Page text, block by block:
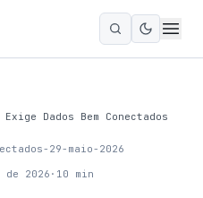
Ativar
Dados Bem Conectados
29-maio-2026
de 2026 · 10 min